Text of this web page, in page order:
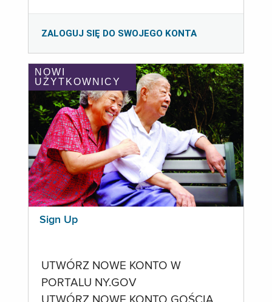
ZALOGUJ SIĘ DO SWOJEGO KONTA
NOWI
UŻYTKOWNICY
Sign Up
UTWÓRZ NOWE KONTO W
PORTALU NY.GOV